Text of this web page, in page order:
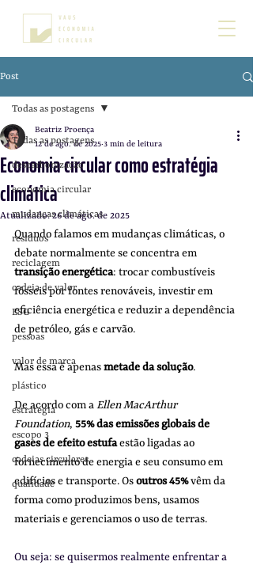
Post
Todas as postagens
descarbonização
economia circular
mudanças climáticas
residuos
reciclagem
cadeia de valor
ESG
pessoas
valor de marca
plástico
estratégia
escopo 3
cadeias circulares
qualidade
Todas as postagens
Economia circular como estratégia
climática
Beatriz Proença
12 de ago. de 2025 3 min de leitura
Atualizado:26 de ago. de 2025
Quando falamos em mudanças climáticas, o
debate normalmente se concentra em
transição energética: trocar combustíveis
fósseis por fontes renováveis, investir em
eficiência energética e reduzir a dependência
de petróleo, gás e carvão.
Mas essa é apenas metade da solução.
De acordo com a Ellen MacArthur
Foundation, 55% das emissões globais de
gases de efeito estufa estão ligadas ao
fornecimento de energia e seu consumo em
edifícios e transporte. Os outros 45% vêm da
forma como produzimos bens, usamos
materiais e gerenciamos o uso de terras.
Ou seja: se quisermos realmente enfrentar a